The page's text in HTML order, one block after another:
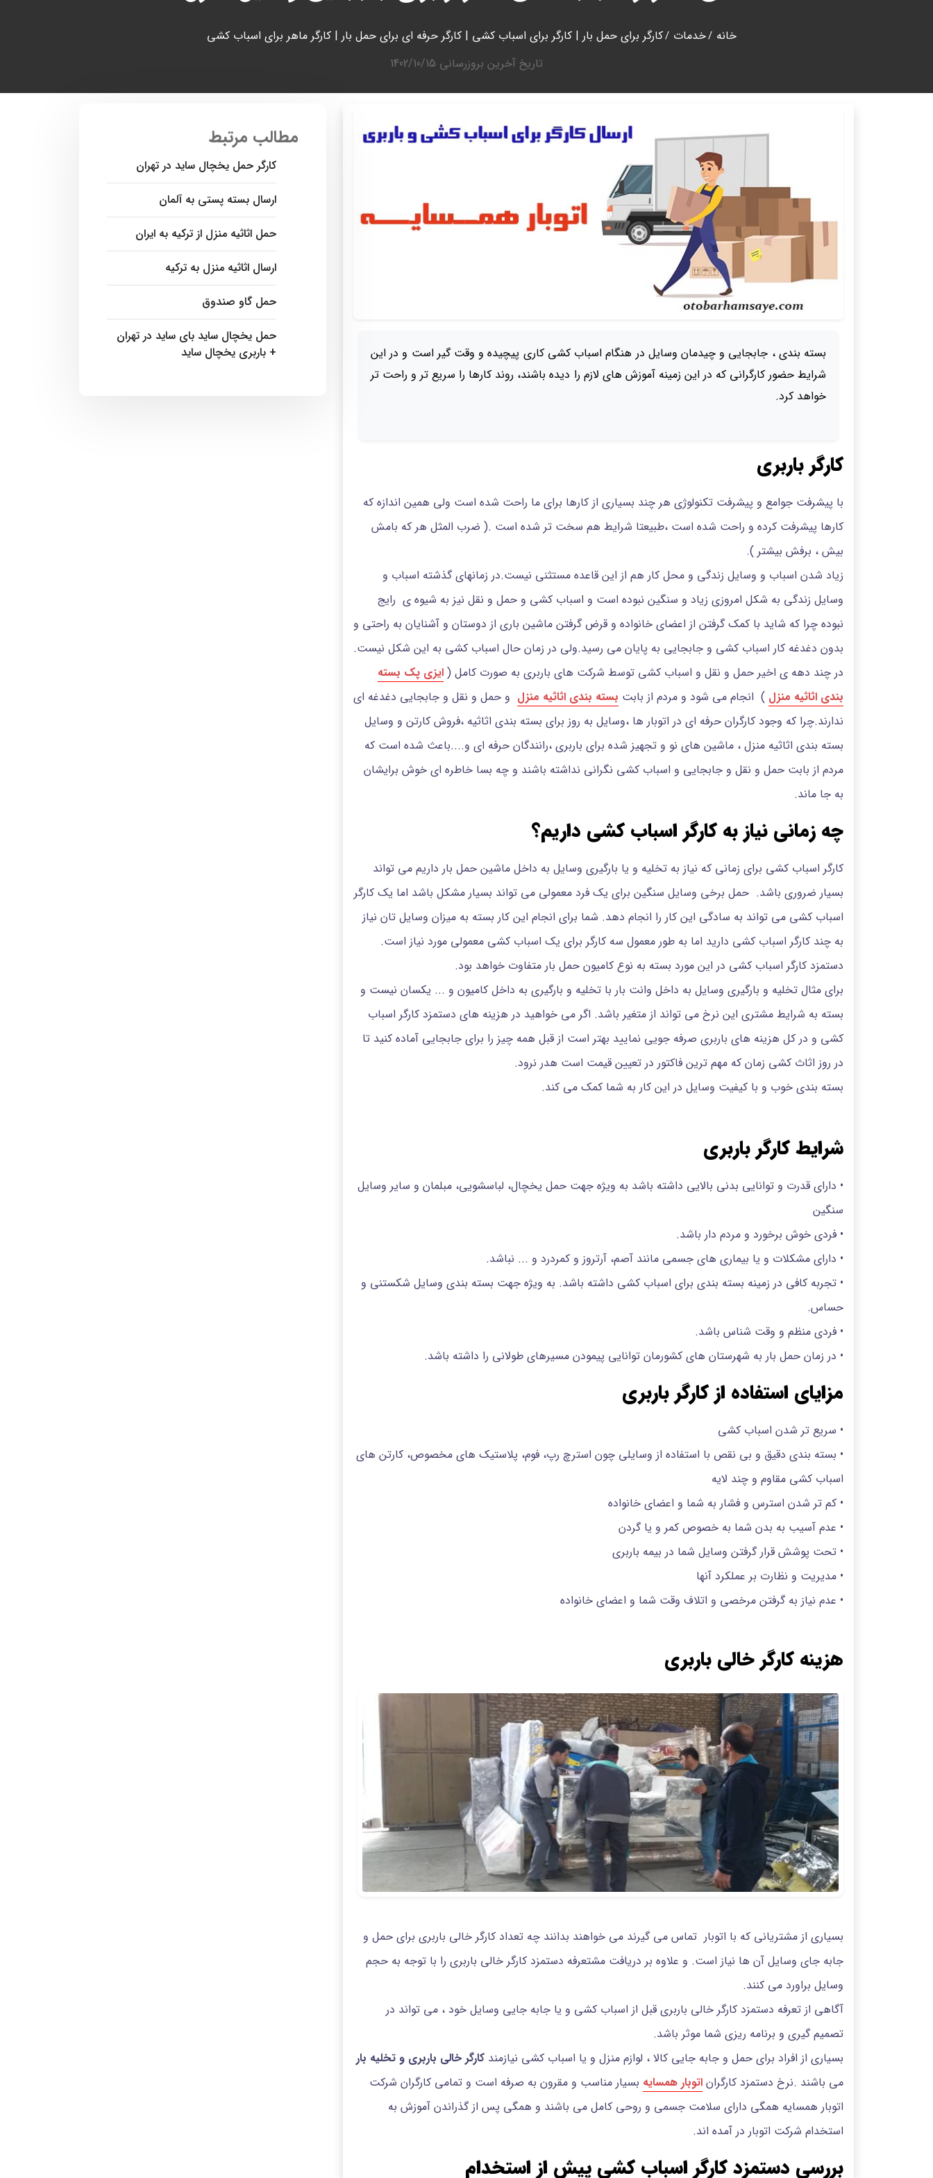
خانه خدمات
کارگر برای حمل بار | کارگر برای اسباب کشی | کارگر حرفه ای برای حمل بار | کارگر ماهر برای اسباب کشی
تاریخ آخرین بروزرسانی 1402/10/15
بسته بندی ، جابجایی و چیدمان وسایل در هنگام اسباب کشی کاری پیچیده و وقت گیر است و در این
شرایط حضور کارگرانی که در این زمینه آموزش های لازم را دیده باشند، روند کارها را سریع تر و راحت تر
خواهد کرد.
کارگر باربری
با پیشرفت جوامع و پیشرفت تکنولوژی هر چند بسیاری از کارها برای ما راحت شده است ولی همین اندازه که
کارها پیشرفت کرده و راحت شده است ،طبیعتا شرایط هم سخت تر شده است .( ضرب المثل هر که بامش
بیش ، برفش بیشتر ).
زیاد شدن اسباب و وسایل زندگی و محل کار هم از این قاعده مستثنی نیست.در زمانهای گذشته اسباب و
وسایل زندگی به شکل امروزی زیاد و سنگین نبوده است و اسباب کشی و حمل و نقل نیز به شیوه ی رایج
نبوده چرا که شاید با کمک گرفتن از اعضای خانواده و قرض گرفتن ماشین باری از دوستان و آشنایان به راحتی و
بدون دغدغه کار اسباب کشی و جابجایی به پایان می رسید.ولی در زمان حال اسباب کشی به این شکل نیست.
در چند دهه ی اخیر حمل و نقل و اسباب کشی توسط شرکت های باربری به صورت کامل ( ایزی پک بسته
بندی اثاثیه منزل ) انجام می شود و مردم از بابت بسته بندی اثاثیه منزل و حمل و نقل و جابجایی دغدغه ای
ندارند.چرا که وجود کارگران حرفه ای در اتوبار ها ،وسایل به روز برای بسته بندی اثاثیه ،فروش کارتن و وسایل
بسته بندی اثاثیه منزل ، ماشین های نو و تجهیز شده برای باربری ،رانندگان حرفه ای و....باعث شده است که
مردم از بابت حمل و نقل و جابجایی و اسباب کشی نگرانی نداشته باشند و چه بسا خاطره ای خوش برایشان
به جا ماند.
چه زمانی نیاز به کارگر اسباب کشی داریم؟
کارگر اسباب کشی برای زمانی که نیاز به تخلیه و یا بارگیری وسایل به داخل ماشین حمل بار داریم می تواند
بسیار ضروری باشد. حمل برخی وسایل سنگین برای یک فرد معمولی می تواند بسیار مشکل باشد اما یک کارگر
اسباب کشی می تواند به سادگی این کار را انجام دهد. شما برای انجام این کار بسته به میزان وسایل تان نیاز
به چند کارگر اسباب کشی دارید اما به طور معمول سه کارگر برای یک اسباب کشی معمولی مورد نیاز است.
دستمزد کارگر اسباب کشی در این مورد بسته به نوع کامیون حمل بار متفاوت خواهد بود.
برای مثال تخلیه و بارگیری وسایل به داخل وانت بار با تخلیه و بارگیری به داخل کامیون و ... یکسان نیست و
بسته به شرایط مشتری این نرخ می تواند از متغیر باشد. اگر می خواهید در هزینه های دستمزد کارگر اسباب
کشی و در کل هزینه های باربری صرفه جویی نمایید بهتر است از قبل همه چیز را برای جابجایی آماده کنید تا
در روز اثاث کشی زمان که مهم ترین فاکتور در تعیین قیمت است هدر نرود.
بسته بندی خوب و با کیفیت وسایل در این کار به شما کمک می کند.
شرایط کارگر باربری
• دارای قدرت و توانایی بدنی بالایی داشته باشد به ویژه جهت حمل یخچال، لباسشویی، مبلمان و سایر وسایل
سنگین
• فردی خوش برخورد و مردم دار باشد.
• دارای مشکلات و یا بیماری های جسمی مانند آصم، آرتروز و کمردرد و ... نباشد.
• تجربه کافی در زمینه بسته بندی برای اسباب کشی داشته باشد. به ویژه جهت بسته بندی وسایل شکستنی و
حساس.
• فردی منظم و وقت شناس باشد.
• در زمان حمل بار به شهرستان های کشورمان توانایی پیمودن مسیرهای طولانی را داشته باشد.
مزایای استفاده از کارگر باربری
• سریع تر شدن اسباب کشی
• بسته بندی دقیق و بی نقص با استفاده از وسایلی چون استرچ رپ، فوم، پلاستیک های مخصوص، کارتن های
اسباب کشی مقاوم و چند لایه
• کم تر شدن استرس و فشار به شما و اعضای خانواده
• عدم آسیب به بدن شما به خصوص کمر و یا گردن
• تحت پوشش قرار گرفتن وسایل شما در بیمه باربری
• مدیریت و نظارت بر عملکرد آنها
• عدم نیاز به گرفتن مرخصی و اتلاف وقت شما و اعضای خانواده
هزینه کارگر خالی باربری
بسیاری از مشتریانی که با اتوبار تماس می گیرند می خواهند بدانند چه تعداد کارگر خالی باربری برای حمل و
جابه جای وسایل آن ها نیاز است. و علاوه بر دریافت مشتعرفه دستمزد کارگر خالی باربری را با توجه به حجم
وسایل براورد می کنند.
آگاهی از تعرفه دستمزد کارگر خالی باربری قبل از اسباب کشی و یا جابه جایی وسایل خود ، می تواند در
تصمیم گیری و برنامه ریزی شما موثر باشد.
بسیاری از افراد برای حمل و جابه جایی کالا ، لوازم منزل و یا اسباب کشی نیازمند کارگر خالی باربری و تخلیه بار
می باشند .نرخ دستمزد کارگران اتوبار همسایه بسیار مناسب و مقرون به صرفه است و تمامی کارگران شرکت
اتوبار همسایه همگی دارای سلامت جسمی و روحی کامل می باشند و همگی پس از گذراندن آموزش به
استخدام شرکت اتوبار در آمده اند.
بررسی دستمزد کارگر اسباب کشی پیش از استخدام
مطالب مرتبط
کارگر حمل یخچال ساید در تهران
ارسال بسته پستی به آلمان
حمل اثاثیه منزل از ترکیه به ایران
ارسال اثاثیه منزل به ترکیه
حمل گاو صندوق
حمل یخچال ساید بای ساید در تهران
+ باربری یخچال ساید